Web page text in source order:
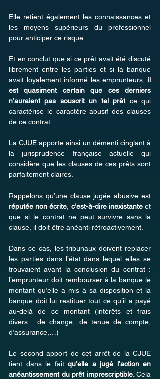
Elle retient également les connaissances et
les moyens supérieurs du professionnel
pour anticiper ce risque
Et en conclut que si ce prêt avait été discuté
librement entre les parties et si la banque
avait loyalement informé les emprunteurs, il
est quasiment certain que ces derniers
n’auraient pas souscrit un tel prêt ce qui
caractérise le caractère abusif des clauses
de ce contrat.
La CJUE apporte ainsi un démenti cinglant à
la jurisprudence française actuelle qui
considère que les clauses de ces prêts sont
parfaitement claires.
réputée non écrite c’est-à-dire inexistante et
que si le contrat ne peut survivre sans la
clause, il doit être anéanti rétroactivement.
Dans ce cas, les tribunaux doivent replacer
les parties dans l’état dans lequel elles se
trouvaient avant la conclusion du contrat :
l’emprunteur doit rembourser à la banque le
montant qu’elle a mis à sa disposition et la
banque doit lui restituer tout ce qu’il a payé
au-delà de ce montant (intérêts et frais
divers : de change, de tenue de compte,
d’assurance,…)
Le second apport de cet arrêt de la CJUE
tient dans le fait qu’elle a jugé l’action en
anéantissement du prêt imprescriptible. Cela